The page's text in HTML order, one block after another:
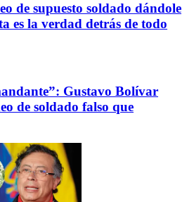
de supuesto soldado dándole
es la verdad detrás de todo
Gustavo Bolívar
de soldado falso que